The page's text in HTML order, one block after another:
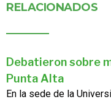
RELACIONADOS
Debatieron sobre
Punta Alta
En la sede de la